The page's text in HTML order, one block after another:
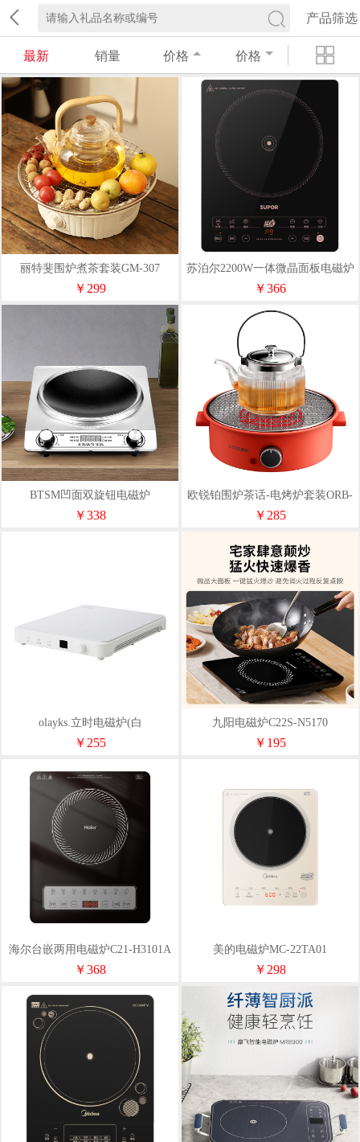
产品筛选
最新 销量 价格 价格
丽特斐围炉煮茶套装GM-307
￥299
苏泊尔2200W一体微晶面板电磁炉
C22-IA913T配汤锅
￥366
BTSM凹面双旋钮电磁炉
KSM30AA
￥338
欧锐铂围炉茶话-电烤炉套装ORB-
1896
￥285
olayks.立时电磁炉(白
色)DCL00103
￥255
九阳电磁炉C22S-N5170
￥195
海尔台嵌两用电磁炉C21-H3101A
￥368
美的电磁炉MC-22TA01
￥298